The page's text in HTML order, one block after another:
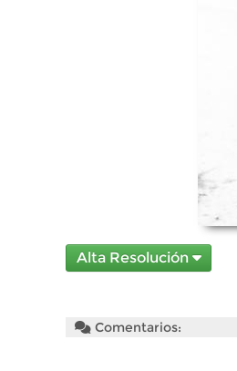
Alta Resolución
Comentarios: